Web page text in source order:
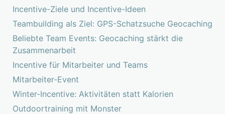
Incentive-Ziele und Incentive-Ideen
Teambuilding als Ziel: GPS-Schatzsuche Geocaching
Beliebte Team Events: Geocaching stärkt die
Zusammenarbeit
Incentive für Mitarbeiter und Teams
Mitarbeiter-Event
Winter-Incentive: Aktivitäten statt Kalorien
Outdoortraining mit Monster